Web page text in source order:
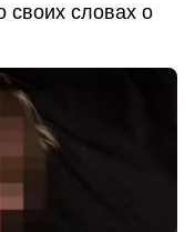
своих словах о